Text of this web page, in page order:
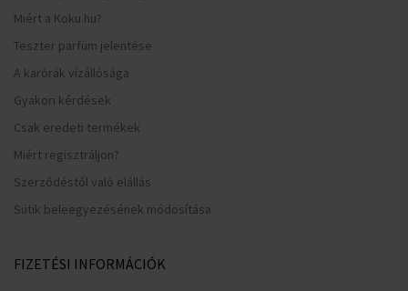
Miért a Koku.hu?
Teszter parfüm jelentése
A karórák vízállósága
Gyakori kérdések
Csak eredeti termékek
Miért regisztráljon?
Szerződéstől való elállás
Sütik beleegyezésének módosítása
FIZETÉSI INFORMÁCIÓK